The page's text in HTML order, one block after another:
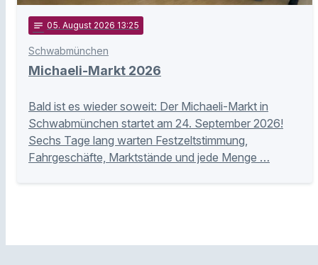
notes 05. August 2026 13:25
Schwabmünchen
Michaeli-Markt 2026
Bald ist es wieder soweit: Der Michaeli-Markt in
Schwabmünchen startet am 24. September 2026!
Sechs Tage lang warten Festzeltstimmung,
Fahrgeschäfte, Marktstände und jede Menge …